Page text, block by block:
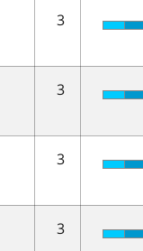
3
3
3
3